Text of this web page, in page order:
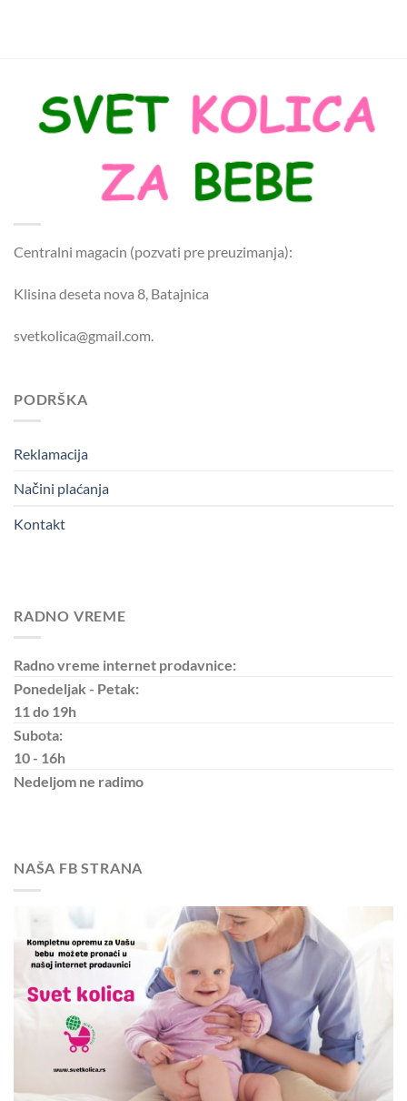
Centralni magacin (pozvati pre preuzimanja):
Klisina deseta nova 8, Batajnica
svetkolica@gmail.com.
PODRŠKA
Reklamacija
Načini plaćanja
Kontakt
RADNO VREME
Radno vreme internet prodavnice:
Ponedeljak - Petak:
11 do 19h
Subota:
10 - 16h
Nedeljom ne radimo
NAŠA FB STRANA